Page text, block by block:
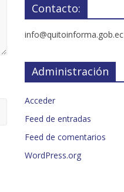
Contacto:
info@quitoinforma.gob.ec
Administración
Acceder
Feed de entradas
Feed de comentarios
WordPress.org